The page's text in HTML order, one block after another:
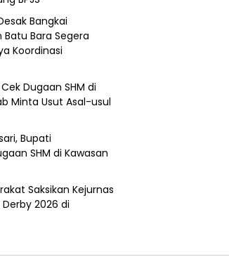
Bangkai
Bara Segera
Koordinasi
Dugaan SHM di
Minta Usut Asal-usul
Bupati
SHM di Kawasan
Saksikan Kejurnas
2026 di